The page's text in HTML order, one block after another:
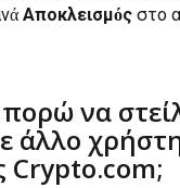
Αποκλεισμός στο
να
άλλο
Crypto.com;